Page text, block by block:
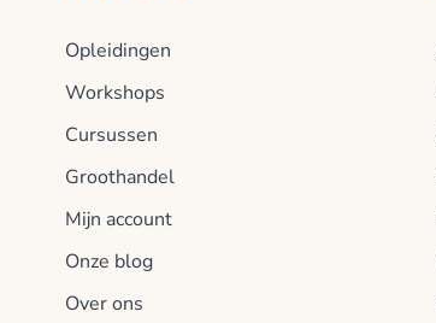
Opleidingen
Workshops
Cursussen
Groothandel
Mijn account
Onze blog
Over ons